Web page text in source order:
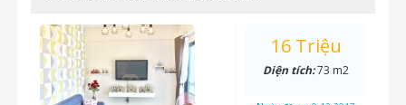
16 Triệu
Diện tích:73 m2